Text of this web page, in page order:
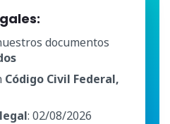
documentos
Código Civil Federal,
: 02/08/2026